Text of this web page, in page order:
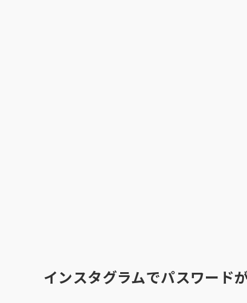
インスタグラムでパスワード